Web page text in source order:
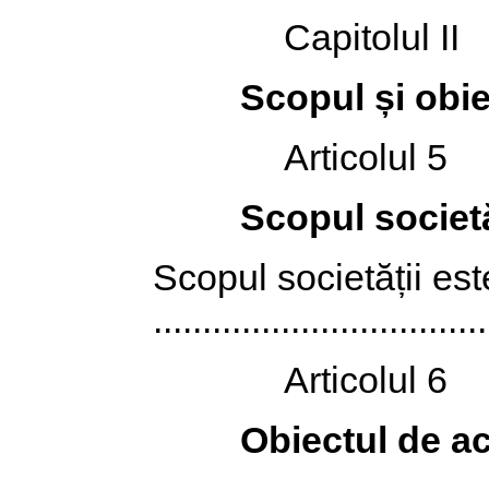
Capitolul II
Scopul și
Articolul 5
Scopul
Scopul societății
Articolul 6
Obiectul de